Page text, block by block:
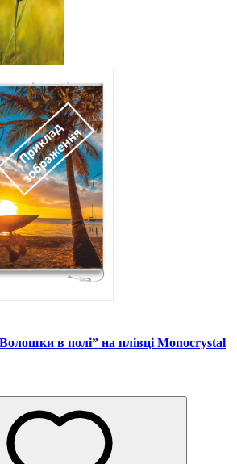
в полі” на плівці Monocrystal